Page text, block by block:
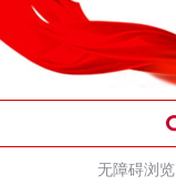
无障碍浏览